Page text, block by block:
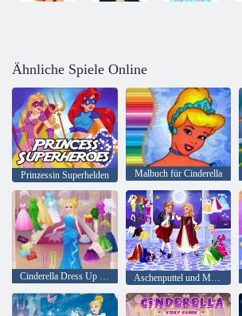
Ähnliche Spiele Online
Prinzessin Superhelden Malbuch für Cinderella
Cinderella Dress Up Spiele für Mädchen